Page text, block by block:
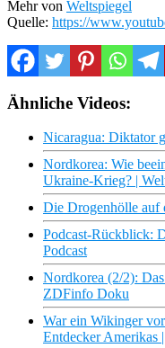
Mehr von Weltspiegel
Quelle: https://
Ähnliche Videos:
Nicaragua: Diktator
Nordkorea: Wie
Ukraine-Krieg? |
Die Drogenhölle auf
Podcast-Rückblick:
Podcast
Nordkorea (2/2):
ZDFinfo Doku
War ein Wikinger
Entdecker Amerikas